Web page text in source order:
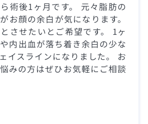
術後1ヶ月です。 元々脂肪の
お顔の余白が気になります。
させたいとご希望です。 1ヶ
内出血が落ち着き余白の少な
イスラインになりました。 お
みの方はぜひお気軽にご相談